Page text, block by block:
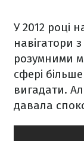
У 2012 році
навігатори
розумними
сфері
вигадати.
давала